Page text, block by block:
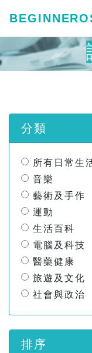
分類
所有日常生
音樂
藝術及手作
運動
生活百科
電腦及科技
醫藥健康
旅遊及文化
社會與政治
排序